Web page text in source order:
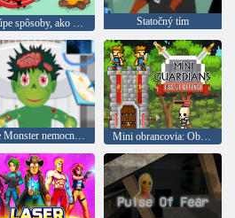
Statočný tím
Pre Monster nemocnicu Mini obrancovia: Obrana hradu